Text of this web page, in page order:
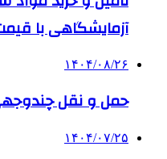
آزمایشگاهی با
۱۴۰۴/۰۸/۲۶
حمل و نقل
۱۴۰۴/۰۷/۲۵